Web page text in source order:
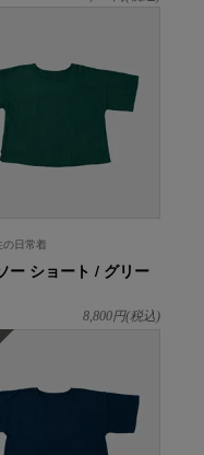
日常着
ー ショート / グリー
8,800円(税込)